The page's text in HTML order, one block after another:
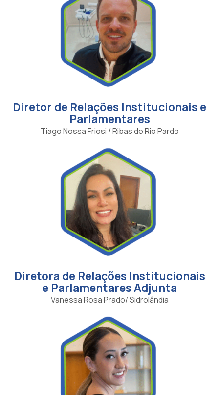
Diretor de Relações Institucionais e
Parlamentares
Tiago Nossa Friosi / Ribas do Rio Pardo
Diretora de Relações Institucionais
e Parlamentares Adjunta
Vanessa Rosa Prado/ Sidrolândia